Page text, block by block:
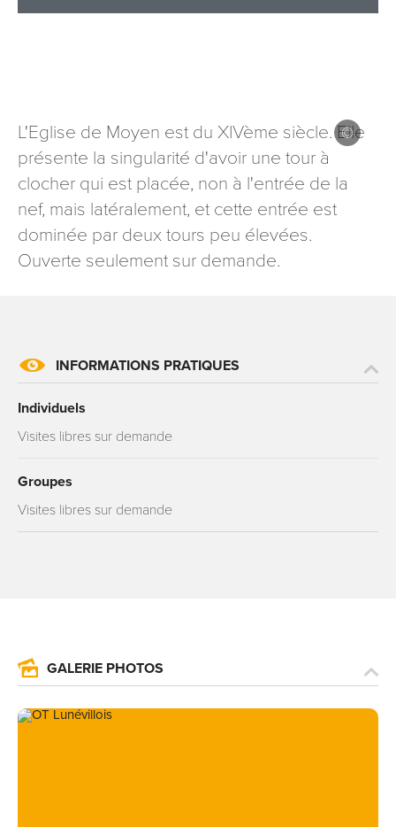
L'Eglise de Moyen est du XIVème siècle. Elle
présente la singularité d'avoir une tour à
clocher qui est placée, non à l'entrée de la
nef, mais latéralement, et cette entrée est
dominée par deux tours peu élevées.
Ouverte seulement sur demande.
INFORMATIONS PRATIQUES
Individuels
Visites libres sur demande
Groupes
Visites libres sur demande
GALERIE PHOTOS
Les informations recueillies à partir de ce formulaire sont
nécessaires au traitement de votre demande (sauf
mention contraire). Vous disposez d’un droit d’accès, de
rectification et d’opposition aux données vous concernant,
que vous pouvez exercer en adressant une demande par
courriel à tourisme@departement54.fr ou par courrier
signé accompagné de la copie d’un titre d’identité à
l’adresse suivante : Meurthe & Moselle Tourisme - 48